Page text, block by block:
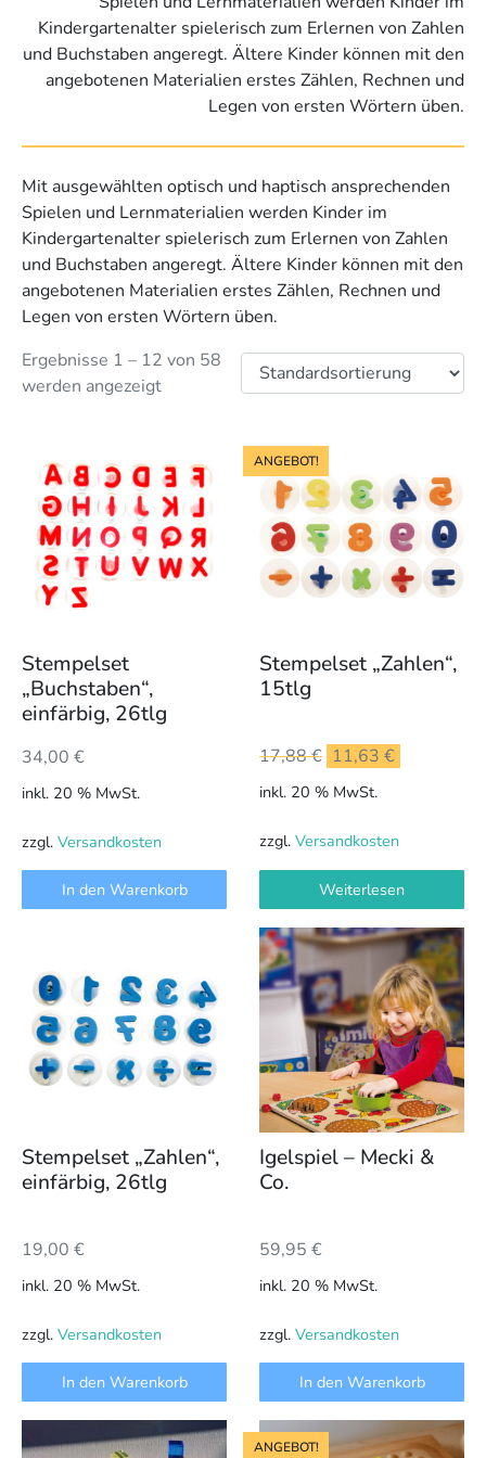
Kindergartenalter spielerisch zum Erlernen von Zahlen
und Buchstaben angeregt. Ältere Kinder können mit den
angebotenen Materialien erstes Zählen, Rechnen und
Legen von ersten Wörtern üben.
Mit ausgewählten optisch und haptisch ansprechenden
Spielen und Lernmaterialien werden Kinder im
Kindergartenalter spielerisch zum Erlernen von Zahlen
und Buchstaben angeregt. Ältere Kinder können mit den
angebotenen Materialien erstes Zählen, Rechnen und
Legen von ersten Wörtern üben.
Ergebnisse 1 – 12 von 58
werden angezeigt
Stempelset
„Buchstaben“,
einfärbig, 26tlg
34,00 €
inkl. 20 % MwSt.
zzgl. Versandkosten
In den Warenkorb
ANGEBOT!
Stempelset „Zahlen“,
15tlg
17,88€ Ursprünglicher
Preis
17,88 €
11,63 €
inkl. 20 % MwSt.
zzgl. Versandkosten
Weiterlesen
Stempelset „Zahlen“,
einfärbig, 26tlg
19,00 €
inkl. 20 % MwSt.
zzgl. Versandkosten
In den Warenkorb
Igelspiel – Mecki &
Co.
59,95 €
inkl. 20 % MwSt.
zzgl. Versandkosten
In den Warenkorb
ANGEBOT!
Dieses